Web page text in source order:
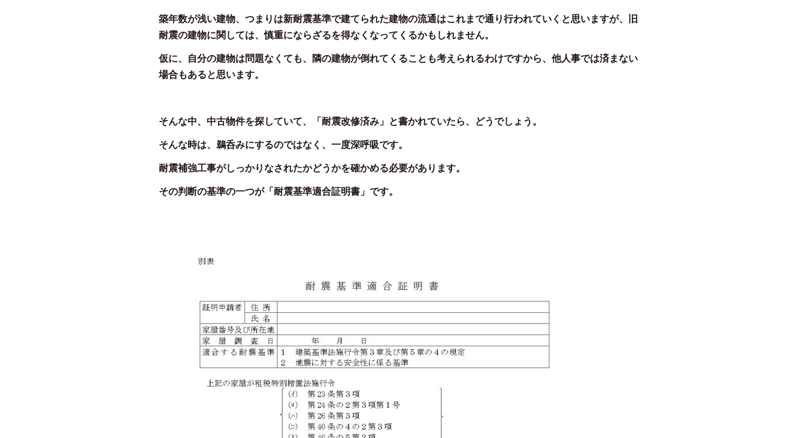
築年数が浅い建物、つまりは新耐震基準で建てられた建物の流通はこれまで通り行われていくと思いますが、旧
耐震の建物に関しては、慎重にならざるを得なくなってくるかもしれません。
仮に、自分の建物は問題なくても、隣の建物が倒れてくることも考えられるわけですから、他人事では済まない
場合もあると思います。
そんな中、中古物件を探していて、「耐震改修済み」と書かれていたら、どうでしょう。
そんな時は、鵜呑みにするのではなく、一度深呼吸です。
耐震補強工事がしっかりなされたかどうかを確かめる必要があります。
その判断の基準の一つが「耐震基準適合証明書」です。